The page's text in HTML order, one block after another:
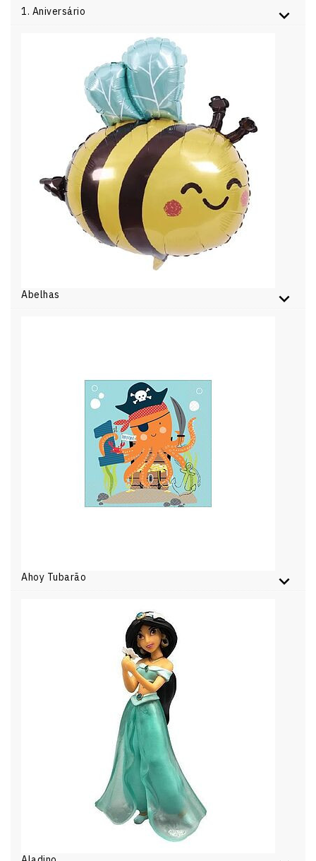
1. Aniversário
Abelhas
Ahoy Tubarão